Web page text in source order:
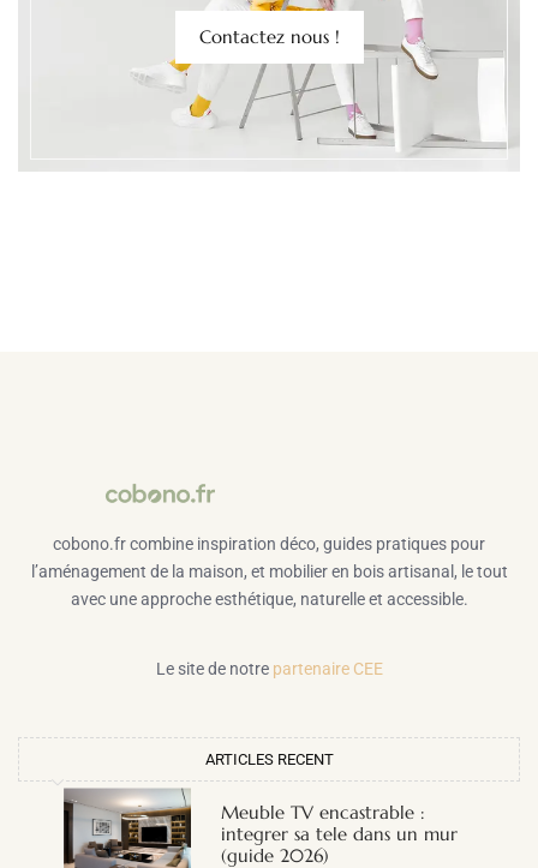
Contactez nous !
cobono.fr combine inspiration déco, guides pratiques pour
l’aménagement de la maison, et mobilier en bois artisanal, le tout
avec une approche esthétique, naturelle et accessible.
Le site de notre partenaire CEE
ARTICLES RECENT
Meuble TV encastrable :
integrer sa tele dans un mur
(guide 2026)